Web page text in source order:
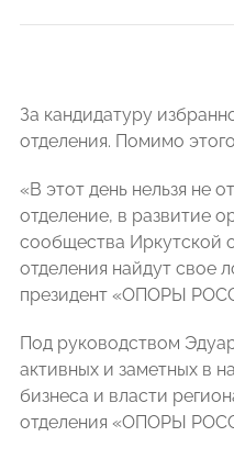
За кандидатуру
отделения. Помимо
«В этот день нельзя не
отделение, в развитие
сообщества Иркутской
отделения найдут
президент «ОПОРЫ
Под руководством
активных и заметных в
бизнеса и власти
отделения «ОПОРЫ